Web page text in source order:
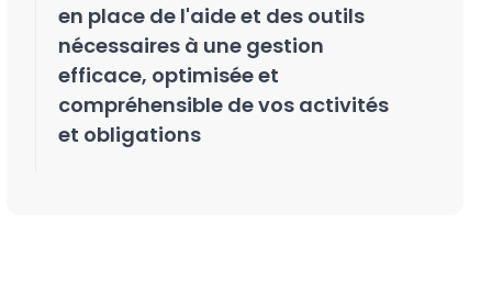
en place de l'aide et des outils
nécessaires à une gestion
efficace, optimisée et
compréhensible de vos activités
et obligations